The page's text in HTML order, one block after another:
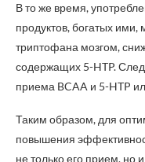
В то же время,
продуктов, богатых
триптофана мозгом,
содержащих 5-HTP.
приема BCAA и 5-HTP
Таким образом, для
повышения
не только его прием, но